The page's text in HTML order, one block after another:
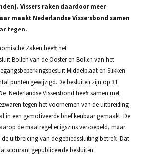
Vissers raken daardoor meer
maakt Nederlandse Vissersbond samen
tegen.
Zaken heeft het
Bollen van de Ooster en Bollen van het
Middelplaat en Slikken
punten gewijzigd. De besluiten zijn op 31
Nederlandse Vissersbond heeft samen met
tegen het voornemen van de uitbreiding
in een gemotiveerde brief kenbaar gemaakt. De
de maatregel enigszins versoepeld, maar
uitbreiding van de gebiedssluiting betreft. Dat
gepubliceerde besluiten.